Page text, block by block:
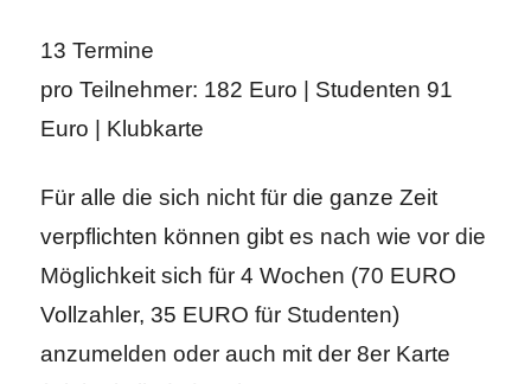
13 Termine
pro Teilnehmer: 182 Euro | Studenten 91
Euro | Klubkarte
Für alle die sich nicht für die ganze Zeit
verpflichten können gibt es nach wie vor die
Möglichkeit sich für 4 Wochen (70 EURO
Vollzahler, 35 EURO für Studenten)
anzumelden oder auch mit der 8er Karte